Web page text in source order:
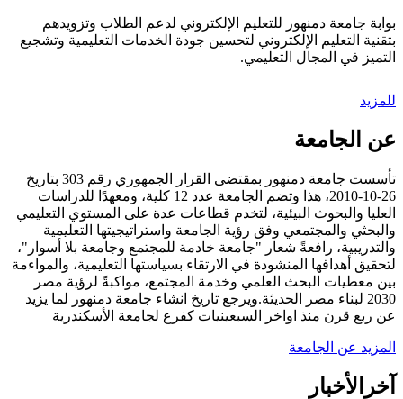
بوابة جامعة دمنهور للتعليم الإلكتروني لدعم الطلاب وتزويدهم
بتقنية التعليم الإلكتروني لتحسين جودة الخدمات التعليمية وتشجيع
التميز في المجال التعليمي.
للمزيد
عن الجامعة
تأسست جامعة دمنهور بمقتضى القرار الجمهوري رقم 303 بتاريخ
26-10-2010، هذا وتضم الجامعة عدد 12 كلية، ومعهدًا للدراسات
العليا والبحوث البيئية، لتخدم قطاعات عدة على المستوي التعليمي
والبحثي والمجتمعي وفق رؤية الجامعة واستراتيجيتها التعليمية
والتدريبية، رافعةً شعار "جامعة خادمة للمجتمع وجامعة بلا أسوار"،
لتحقيق أهدافها المنشودة في الارتقاء بسياستها التعليمية، والمواءمة
بين معطيات البحث العلمي وخدمة المجتمع، مواكبةً لرؤية مصر
2030 لبناء مصر الحديثة.ويرجع تاريخ انشاء جامعة دمنهور لما يزيد
عن ربع قرن منذ اواخر السبعينيات كفرع لجامعة الأسكندرية
المزيد عن الجامعة
آخر الأخبار